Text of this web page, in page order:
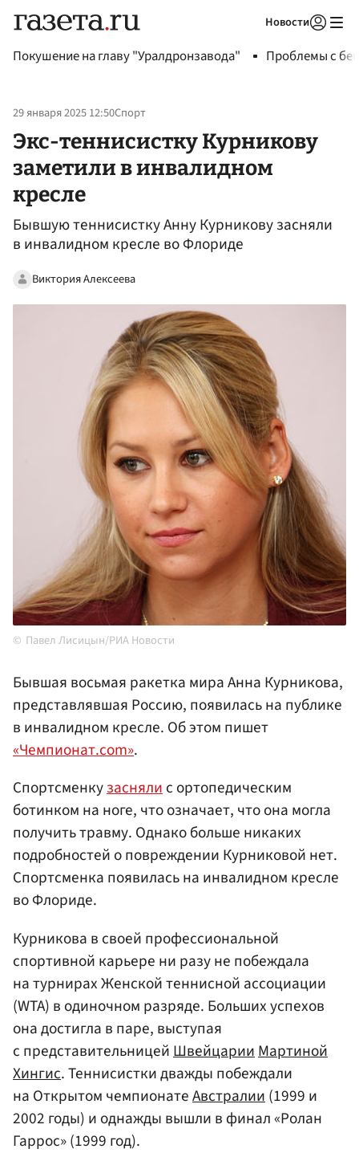
Новости
Покушение на главу "Уралдронзавода" Проблемы с
29 января 2025 12:50Спорт
Экс-теннисистку Курникову
заметили в инвалидном
кресле
Бывшую теннисистку Анну Курникову засняли
в инвалидном кресле во Флориде
Виктория Алексеева
Павел Лисицын/РИА Новости
Бывшая восьмая ракетка мира Анна Курникова,
представлявшая Россию, появилась на публике
в инвалидном кресле. Об этом пишет
«Чемпионат.com».
Спортсменкузаснялис ортопедическим
ботинком на ноге, что означает, что она могла
получить травму. Однако больше никаких
подробностей о повреждении Курниковой нет.
Спортсменка появилась на инвалидном кресле
во Флориде.
Курникова в своей профессиональной
спортивной карьере ни разу не побеждала
на турнирах Женской теннисной ассоциации
(WTA) в одиночном разряде. Больших успехов
она достигла в паре, выступая
с представительницей Швейцарии Мартиной
Хингис. Теннисистки дважды побеждали
на Открытом чемпионатеАвстралии (1999 и
2002 годы) и однажды вышли в финал «Ролан
Гаррос» (1999 год).